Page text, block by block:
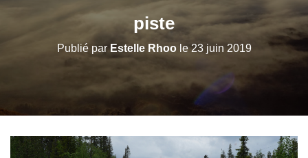
piste
Publié parEstelle Rhoole23 juin 2019